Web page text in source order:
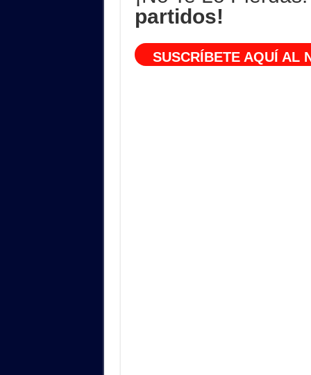
partidos!
SUSCRÍBETE AQUÍ AL